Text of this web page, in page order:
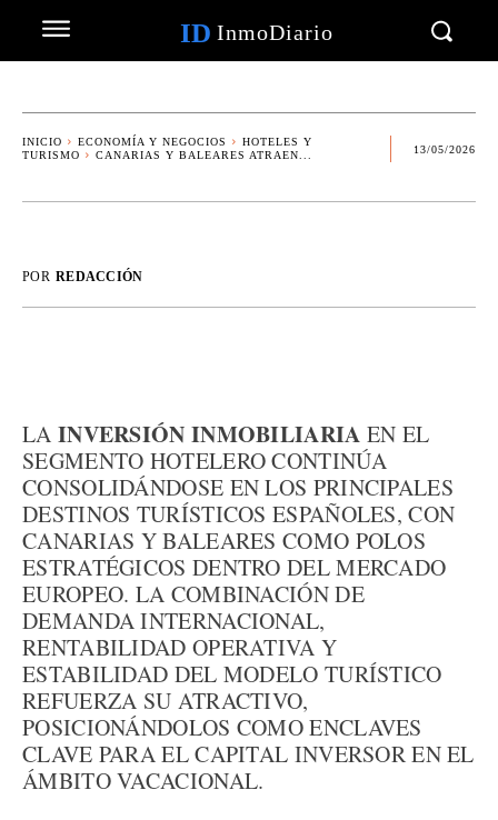
ID InmoDiario
INICIO ECONOMÍA Y NEGOCIOS
HOTELES Y
TURISMO
CANARIAS Y BALEARES ATRAEN...
13/05/2026
POR REDACCIÓN
LA INVERSIÓN INMOBILIARIA EN EL
SEGMENTO HOTELERO CONTINÚA
CONSOLIDÁNDOSE EN LOS PRINCIPALES
DESTINOS TURÍSTICOS ESPAÑOLES, CON
CANARIAS Y BALEARES COMO POLOS
ESTRATÉGICOS DENTRO DEL MERCADO
EUROPEO. LA COMBINACIÓN DE
DEMANDA INTERNACIONAL,
RENTABILIDAD OPERATIVA Y
ESTABILIDAD DEL MODELO TURÍSTICO
REFUERZA SU ATRACTIVO,
POSICIONÁNDOLOS COMO ENCLAVES
CLAVE PARA EL CAPITAL INVERSOR EN EL
ÁMBITO VACACIONAL.